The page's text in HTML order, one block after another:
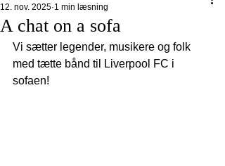
A chat on a sofa
12. nov. 2025 1 min læsning
Vi sætter legender, musikere og folk
med tætte bånd til Liverpool FC i
sofaen!